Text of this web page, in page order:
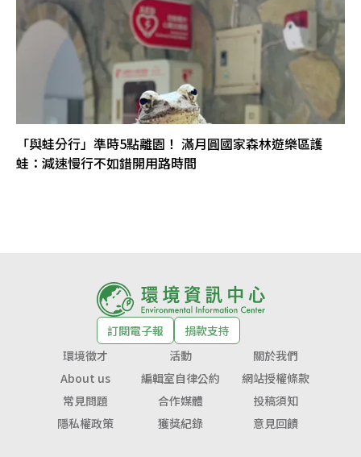
「與蛙分行」準時5點離園！ 滿月圓國家森林遊樂區護
蛙：減速慢行不如錯開用路時間
訂閱電子報
捐款支持
環境徵才
活動
關於我們
About us
編輯室自律公約
網站授權條款
常見問題
合作媒體
投稿須知
隱私權政策
獲獎紀錄 意見回饋